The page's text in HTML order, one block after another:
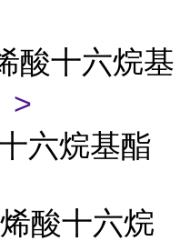
酸十六烷基
>
六烷基酯
酸十六烷